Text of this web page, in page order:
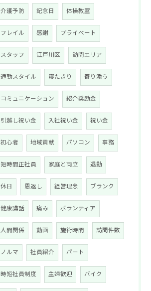
介護予防 記念日 体操教室
フレイル 感謝 プライベート
スタッフ 江戸川区 訪問エリア
通勤スタイル 寝たきり 寄り添う
コミュニケーション 紹介奨励金
引越し祝い金 入社祝い金 祝い金
初心者 地域貢献 パソコン 事務
短時間正社員 家庭と両立 退勤
休日 恩返し 経営理念 ブランク
健康講話 痛み ボランティア
人間関係 動画 施術時間 訪問件数
ノルマ 社員紹介 パート
時短社員制度 主婦歓迎 バイク